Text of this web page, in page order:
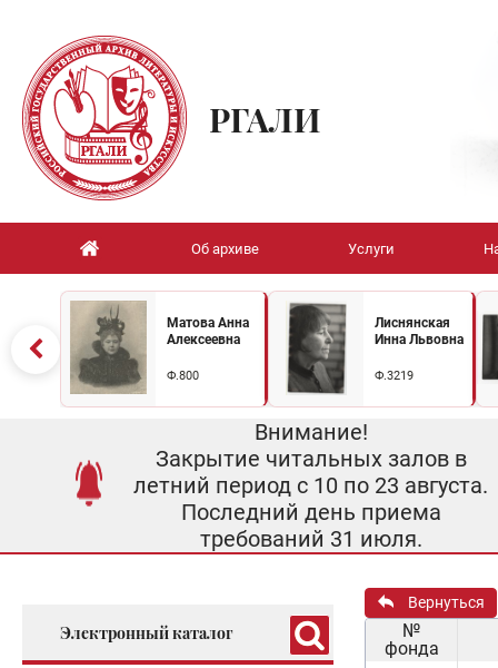
РГАЛИ
Об архиве Услуги
Матова Анна
Алексеевна
Ф.800
Лиснянская
Инна Львовна
Ф.3219
Внимание!
Закрытие читальных залов в
летний период с 10 по 23 августа.
Последний день приема
требований 31 июля.
Электронный каталог
Вернуться
№
фонда